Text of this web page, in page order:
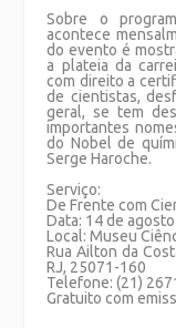
Sobre o
acontece
do evento é
a plateia da
com direito a
de cientistas,
geral, se tem
importantes
do Nobel de
Serge Haroche.
Serviço:
De Frente com
Data: 14 de
Local: Museu
Rua Ailton da
RJ, 25071-160
Telefone: (21)
Gratuito com